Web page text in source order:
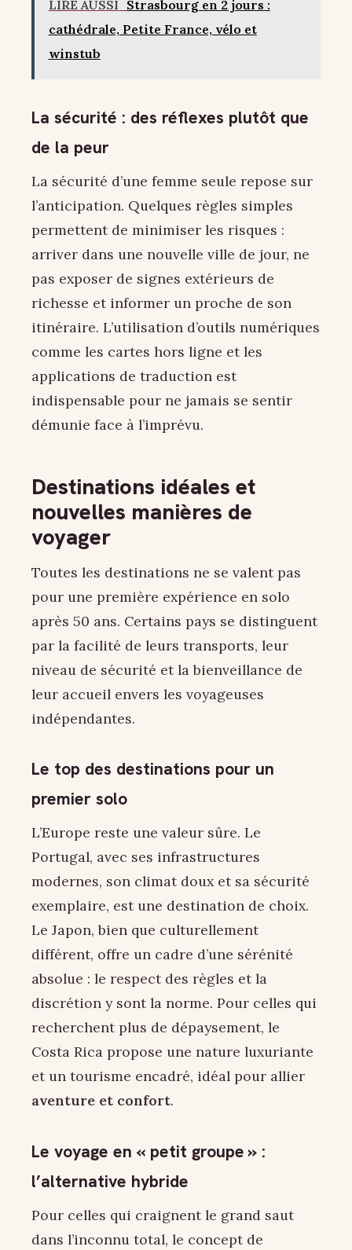
LIRE AUSSI Strasbourg en 2 jours :
cathédrale, Petite France, vélo et
winstub
La sécurité : des réflexes plutôt que
de la peur
La sécurité d’une femme seule repose sur
l’anticipation. Quelques règles simples
permettent de minimiser les risques :
arriver dans une nouvelle ville de jour, ne
pas exposer de signes extérieurs de
richesse et informer un proche de son
itinéraire. L’utilisation d’outils numériques
comme les cartes hors ligne et les
applications de traduction est
indispensable pour ne jamais se sentir
démunie face à l’imprévu.
Destinations idéales et
nouvelles manières de
voyager
Toutes les destinations ne se valent pas
pour une première expérience en solo
après 50 ans. Certains pays se distinguent
par la facilité de leurs transports, leur
niveau de sécurité et la bienveillance de
leur accueil envers les voyageuses
indépendantes.
Le top des destinations pour un
premier solo
L’Europe reste une valeur sûre. Le
Portugal, avec ses infrastructures
modernes, son climat doux et sa sécurité
exemplaire, est une destination de choix.
Le Japon, bien que culturellement
différent, offre un cadre d’une sérénité
absolue : le respect des règles et la
discrétion y sont la norme. Pour celles qui
recherchent plus de dépaysement, le
Costa Rica propose une nature luxuriante
et un tourisme encadré, idéal pour allier
aventure et confort.
Le voyage en « petit groupe » :
l’alternative hybride
Pour celles qui craignent le grand saut
dans l’inconnu total, le concept de